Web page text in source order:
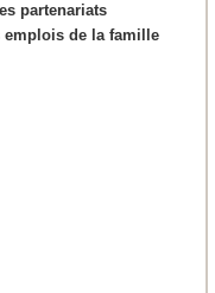
partenariats
emplois de la famille